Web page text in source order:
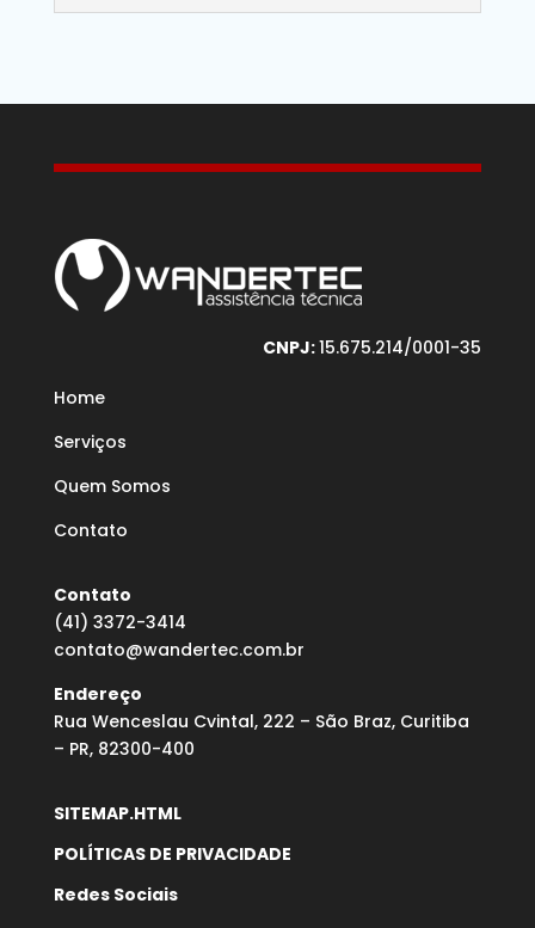
CNPJ:15.675.214/0001-35
Home
Serviços
Quem Somos
Contato
Contato
(41) 3372-3414
contato@wandertec.com.br
Endereço
Rua Wenceslau Cvintal, 222 – São Braz, Curitiba
– PR, 82300-400
SITEMAP.HTML
POLÍTICAS DE PRIVACIDADE
Redes Sociais